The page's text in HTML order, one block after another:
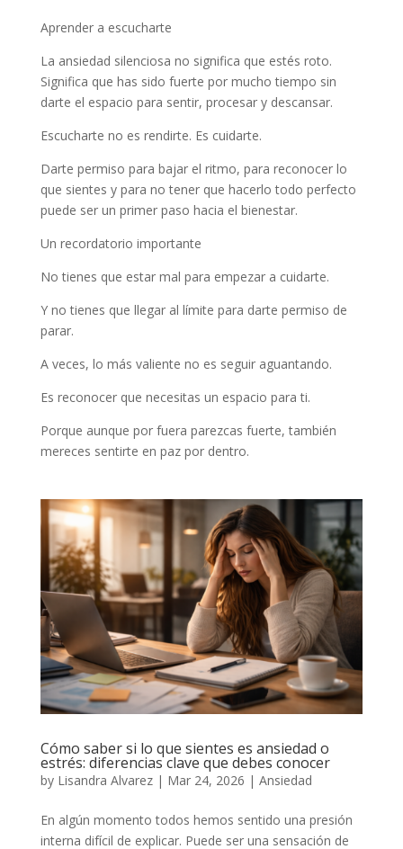
Aprender a escucharte
La ansiedad silenciosa no significa que estés roto.
Significa que has sido fuerte por mucho tiempo sin
darte el espacio para sentir, procesar y descansar.
Escucharte no es rendirte. Es cuidarte.
Darte permiso para bajar el ritmo, para reconocer lo
que sientes y para no tener que hacerlo todo perfecto
puede ser un primer paso hacia el bienestar.
Un recordatorio importante
No tienes que estar mal para empezar a cuidarte.
Y no tienes que llegar al límite para darte permiso de
parar.
A veces, lo más valiente no es seguir aguantando.
Es reconocer que necesitas un espacio para ti.
Porque aunque por fuera parezcas fuerte, también
mereces sentirte en paz por dentro.
Cómo saber si lo que sientes es ansiedad o
estrés: diferencias clave que debes conocer
by Lisandra Alvarez| Mar 24, 2026 | Ansiedad
En algún momento todos hemos sentido una presión
interna difícil de explicar. Puede ser una sensación de